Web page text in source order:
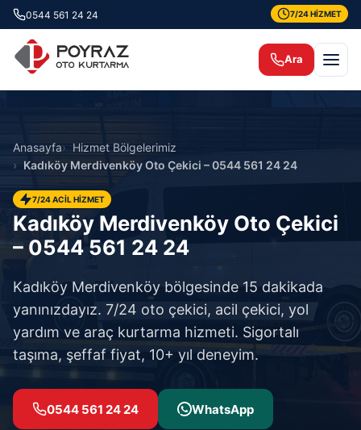
0544 561 24 24 7/24 HİZMET
Ara
Anasayfa
Hizmet Bölgelerimiz
Kadıköy Merdivenköy Oto Çekici – 0544 561 24 24
7/24 ACİL HİZMET
Kadıköy Merdivenköy Oto Çekici
– 0544 561 24 24
Kadıköy Merdivenköy bölgesinde 15 dakikada
yanınızdayız. 7/24 oto çekici, acil çekici, yol
yardım ve araç kurtarma hizmeti. Sigortalı
taşıma, şeffaf fiyat, 10+ yıl deneyim.
0544 561 24 24 WhatsApp